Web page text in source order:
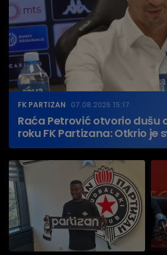
FK PARTIZAN 07.08.2026 15:17
Raća Petrović otvorio dušu
roku FK Partizana: Otkrio je